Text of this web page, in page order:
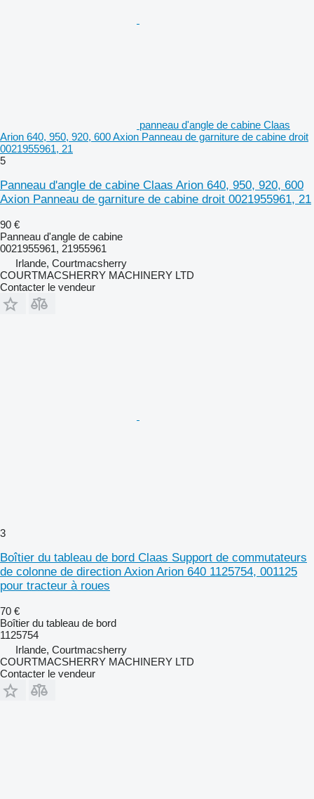
panneau d'angle de cabine Claas
Arion 640, 950, 920, 600 Axion Panneau de garniture de cabine droit
0021955961, 21
5
Panneau d'angle de cabine Claas Arion 640, 950, 920, 600
Axion Panneau de garniture de cabine droit 0021955961, 21
90 €
Panneau d'angle de cabine
0021955961, 21955961
Irlande, Courtmacsherry
COURTMACSHERRY MACHINERY LTD
Contacter le vendeur
3
Boîtier du tableau de bord Claas Support de commutateurs
de colonne de direction Axion Arion 640 1125754, 001125
pour tracteur à roues
70 €
Boîtier du tableau de bord
1125754
Irlande, Courtmacsherry
COURTMACSHERRY MACHINERY LTD
Contacter le vendeur